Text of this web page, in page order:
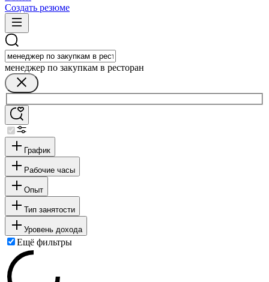
Создать резюме
менеджер по закупкам в ресторан
График
Рабочие часы
Опыт
Тип занятости
Уровень дохода
Ещё фильтры